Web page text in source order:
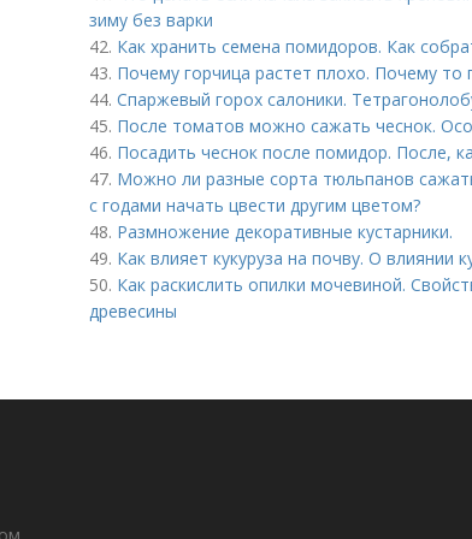
зиму без варки
42. Как хранить семена помидоров. Как
43. Почему горчица растет плохо. Почему то
44. Спаржевый горох салоники.
45. После томатов можно сажать чеснок.
46. Посадить чеснок после помидор. После,
47. Можно ли разные сорта тюльпанов
с годами начать цвести другим цветом?
48. Размножение декоративные кустарники.
49. Как влияет кукуруза на почву. О влиянии
50. Как раскислить опилки мочевиной.
древесины